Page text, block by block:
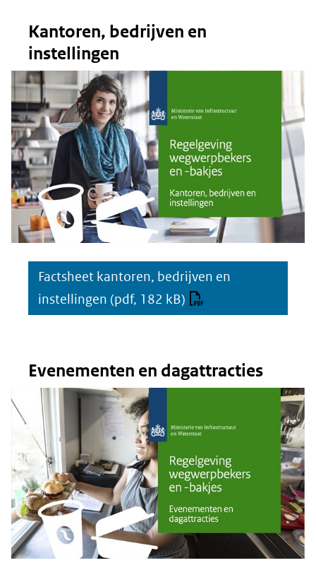
Kantoren, bedrijven en
instellingen
Factsheet kantoren, bedrijven en
instellingen (pdf, 182 kB)
Evenementen en dagattracties